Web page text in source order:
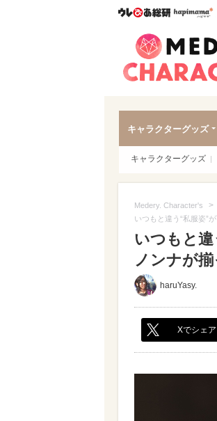
ウレぴあ
キャラクターグッズ
キャラクターグッズ
Medery. Character's >
いつもと違う“私服姿”
いつもと
ノンナが揃
haruYasy.
Xでシェア